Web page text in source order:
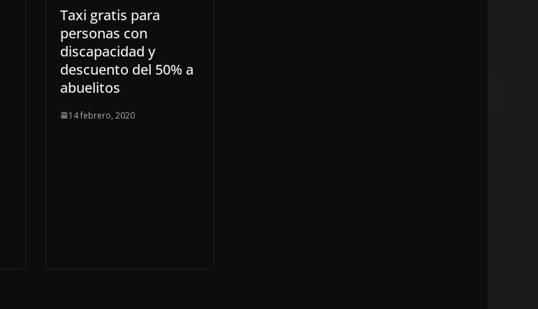
Taxi gratis para
personas con
discapacidad y
descuento del 50% a
abuelitos
14 febrero, 2020